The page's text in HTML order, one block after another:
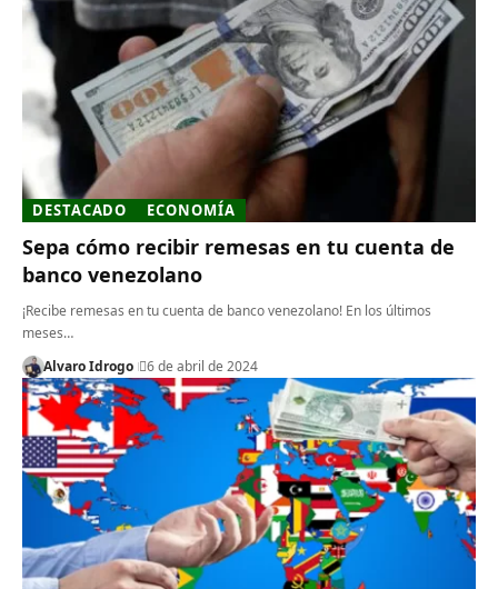
DESTACADO ECONOMÍA
Sepa cómo recibir remesas en tu cuenta de
banco venezolano
¡Recibe remesas en tu cuenta de banco venezolano! En los últimos
meses…
Alvaro Idrogo
6 de abril de 2024